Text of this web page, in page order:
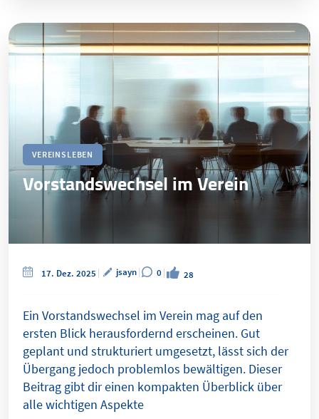
VEREINSLEBEN
Vorstandswechsel im Verein
17. Dez. 2025 jsayn 0 28
Ein Vorstandswechsel im Verein mag auf den
ersten Blick herausfordernd erscheinen. Gut
geplant und strukturiert umgesetzt, lässt sich der
Übergang jedoch problemlos bewältigen. Dieser
Beitrag gibt dir einen kompakten Überblick über
alle wichtigen Aspekte